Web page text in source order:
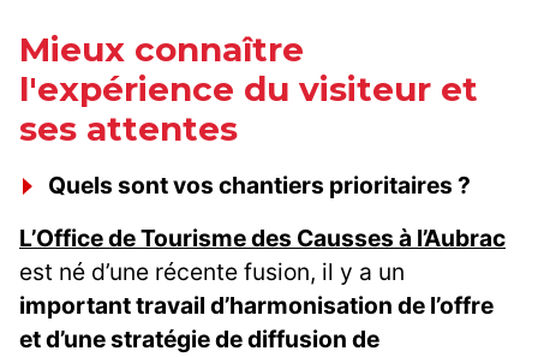
Mieux connaître
l'expérience du visiteur et
ses attentes
Quels sont vos chantiers prioritaires ?
L’Office de Tourisme des Causses à l’Aubrac
est né d’une récente fusion, il y a un
important travail d’harmonisation de l’offre
et d’une stratégie de diffusion de